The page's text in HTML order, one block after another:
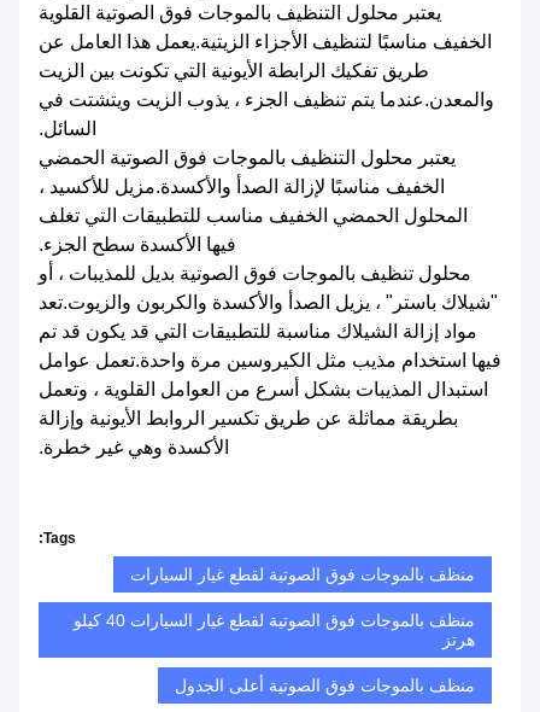
يعتبر محلول التنظيف بالموجات فوق الصوتية القلوية
الخفيف مناسبًا لتنظيف الأجزاء الزيتية.يعمل هذا العامل عن
طريق تفكيك الرابطة الأيونية التي تكونت بين الزيت
والمعدن.عندما يتم تنظيف الجزء ، يذوب الزيت ويتشتت في
السائل.
يعتبر محلول التنظيف بالموجات فوق الصوتية الحمضي
الخفيف مناسبًا لإزالة الصدأ والأكسدة.مزيل للأكسيد ،
المحلول الحمضي الخفيف مناسب للتطبيقات التي تغلف
فيها الأكسدة سطح الجزء.
محلول تنظيف بالموجات فوق الصوتية بديل للمذيبات ، أو
"شيلاك باستر" ، يزيل الصدأ والأكسدة والكربون والزيوت.تعد
مواد إزالة الشيلاك مناسبة للتطبيقات التي قد يكون قد تم
فيها استخدام مذيب مثل الكيروسين مرة واحدة.تعمل عوامل
استبدال المذيبات بشكل أسرع من العوامل القلوية ، وتعمل
بطريقة مماثلة عن طريق تكسير الروابط الأيونية وإزالة
الأكسدة وهي غير خطرة.
Tags:
منظف ​​بالموجات فوق الصوتية لقطع غيار السيارات
منظف بالموجات فوق الصوتية لقطع غيار السيارات 40 كيلو
هرتز
منظف بالموجات فوق الصوتية أعلى الجدول